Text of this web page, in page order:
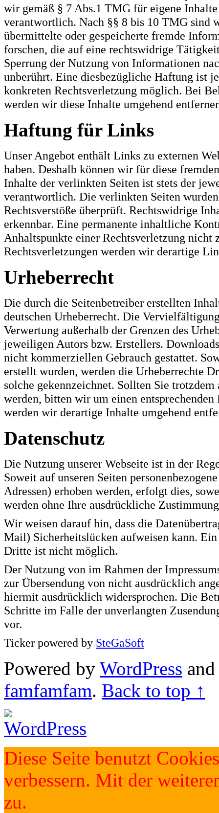
wir gemäß § 7 Abs.1 TMG für eigene
verantwortlich. Nach §§ 8 bis 10 TMG sind
übermittelte oder gespeicherte fremde
forschen, die auf eine rechtswidrige
Sperrung der Nutzung von Informationen
unberührt. Eine diesbezügliche Haftung ist
konkreten Rechtsverletzung möglich. Bei
werden wir diese Inhalte umgehend
Haftung für Links
Unser Angebot enthält Links zu externen
haben. Deshalb können wir für diese
Inhalte der verlinkten Seiten ist stets der
verantwortlich. Die verlinkten Seiten
Rechtsverstöße überprüft. Rechtswidrige
erkennbar. Eine permanente inhaltliche
Anhaltspunkte einer Rechtsverletzung nicht
Rechtsverletzungen werden wir derartige
Urheberrecht
Die durch die Seitenbetreiber erstellten
deutschen Urheberrecht. Die
Verwertung außerhalb der Grenzen des
jeweiligen Autors bzw. Erstellers.
nicht kommerziellen Gebrauch gestattet.
erstellt wurden, werden die Urheberrechte
solche gekennzeichnet. Sollten Sie
werden, bitten wir um einen
werden wir derartige Inhalte umgehend
Datenschutz
Die Nutzung unserer Webseite ist in der
Soweit auf unseren Seiten
Adressen) erhoben werden, erfolgt dies,
werden ohne Ihre ausdrückliche
Wir weisen darauf hin, dass die
Mail) Sicherheitslücken aufweisen kann.
Dritte ist nicht möglich.
Der Nutzung von im Rahmen der
zur Übersendung von nicht ausdrücklich
hiermit ausdrücklich widersprochen. Die
Schritte im Falle der unverlangten
vor.
Ticker powered by SteGaSoft
Powered by WordPress
famfamfam. Back to top ↑
Diese Seite benutzt
verbessern. Mit der
zu.